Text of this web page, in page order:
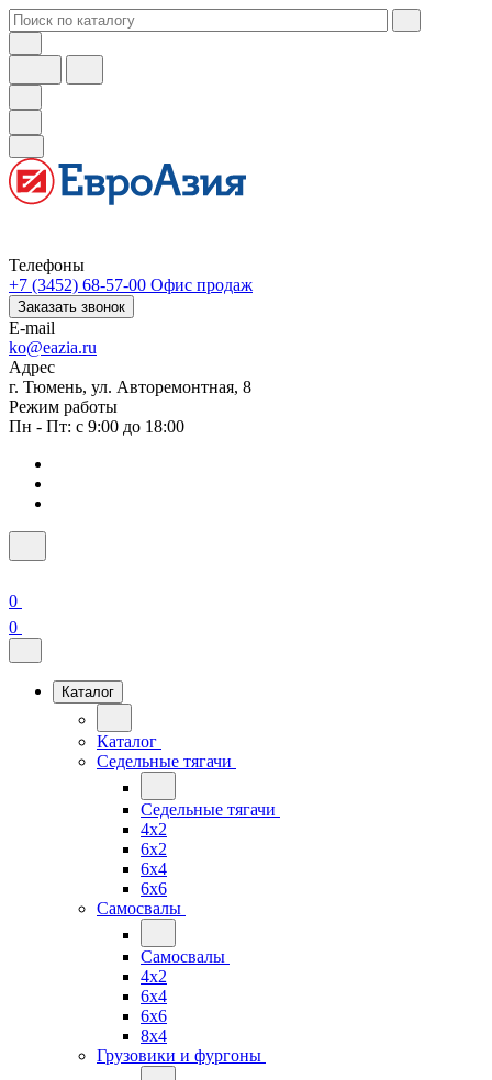
Телефоны
+7 (3452) 68-57-00 Офис продаж
Заказать звонок
E-mail
ko@eazia.ru
Адрес
г. Тюмень, ул. Авторемонтная, 8
Режим работы
Пн - Пт: с 9:00 до 18:00
0
0
Каталог
Каталог
Седельные тягачи
Седельные тягачи
4x2
6x2
6x4
6x6
Самосвалы
Самосвалы
4x2
6x4
6x6
8x4
Грузовики и фургоны